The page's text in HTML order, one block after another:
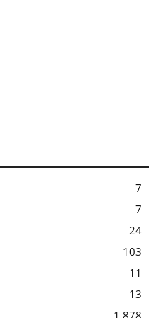
7
7
24
103
11
13